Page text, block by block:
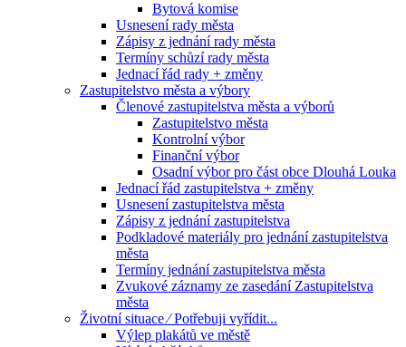
Bytová komise
Usnesení rady města
Zápisy z jednání rady města
Termíny schůzí rady města
Jednací řád rady + změny
Zastupitelstvo města a výbory
Členové zastupitelstva města a výborů
Zastupitelstvo města
Kontrolní výbor
Finanční výbor
Osadní výbor pro část obce Dlouhá Louka
Jednací řád zastupitelstva + změny
Usnesení zastupitelstva města
Zápisy z jednání zastupitelstva
Podkladové materiály pro jednání zastupitelstva
města
Termíny jednání zastupitelstva města
Zvukové záznamy ze zasedání Zastupitelstva
města
Životní situace ⁄ Potřebuji vyřídit...
Výlep plakátů ve městě